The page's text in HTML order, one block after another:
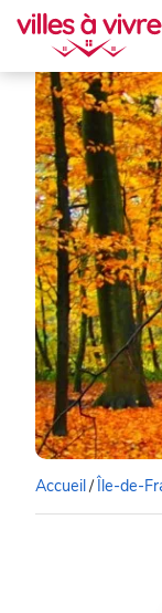
Accueil/ Île-de-